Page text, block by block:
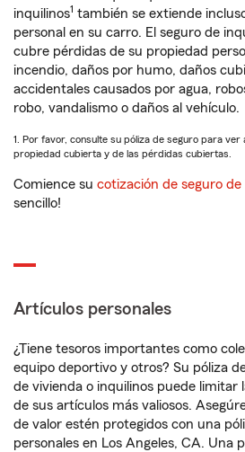
inquilinos1 también se extiende
personal en su carro. El seguro de
cubre pérdidas de su propiedad
incendio, daños por humo, daños
accidentales causados por agua,
robo, vandalismo o daños al vehículo.
1. Por favor, consulte su póliza de seguro para ver
propiedad cubierta y de las pérdidas cubiertas.
Comience su cotización de seguro de
sencillo!
Artículos personales
¿Tiene tesoros importantes como
equipo deportivo y otros? Su póliza
de vivienda o inquilinos puede limitar
de sus artículos más valiosos.
de valor estén protegidos con una
personales en Los Angeles, CA. Una